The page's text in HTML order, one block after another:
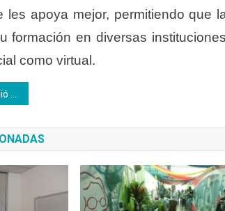
les apoya mejor, permitiendo que
formación en diversas
como virtual.